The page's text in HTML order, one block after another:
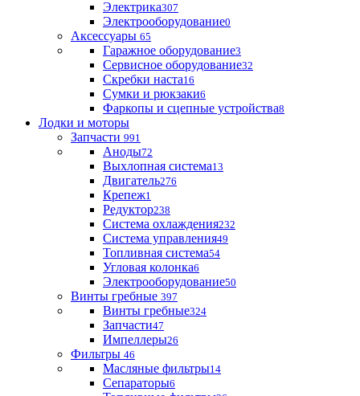
Электрика307
Электрооборудование0
Аксессуары 65
Гаражное оборудование3
Сервисное оборудование32
Скребки наста16
Сумки и рюкзаки6
Фаркопы и сцепные устройства8
Лодки и моторы
Запчасти 991
Аноды72
Выхлопная система13
Двигатель276
Крепеж1
Редуктор238
Система охлаждения232
Система управления49
Топливная система54
Угловая колонка6
Электрооборудование50
Винты гребные 397
Винты гребные324
Запчасти47
Импеллеры26
Фильтры 46
Масляные фильтры14
Сепараторы6